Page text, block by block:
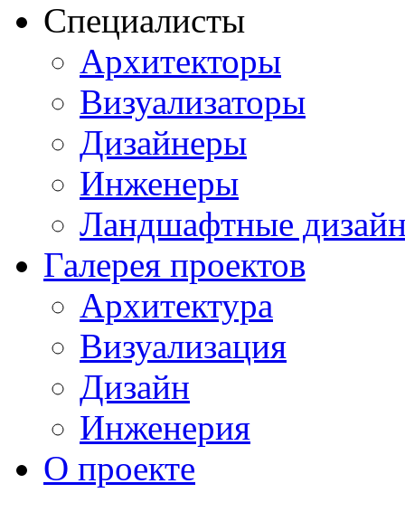
Специалисты
Архитекторы
Визуализаторы
Дизайнеры
Инженеры
Ландшафтные
Галерея проектов
Архитектура
Визуализация
Дизайн
Инженерия
О проекте